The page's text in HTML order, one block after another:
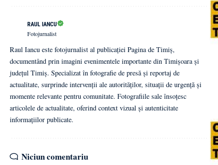
RAUL IANCU
Fotojurnalist
Raul Iancu este fotojurnalist al publicației Pagina de Timiș,
documentând prin imagini evenimentele importante din Timișoara și
județul Timiș. Specializat în fotografie de presă și reportaj de
actualitate, surprinde intervenții ale autorităților, situații de urgență și
momente relevante pentru comunitate. Fotografiile sale însoțesc
articolele de actualitate, oferind context vizual și autenticitate
informațiilor publicate.
Niciun comentariu